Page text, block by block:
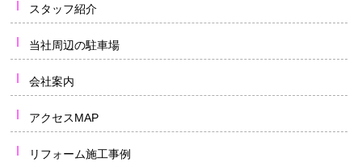
スタッフ紹介
当社周辺の駐車場
会社案内
アクセスMAP
リフォーム施工事例